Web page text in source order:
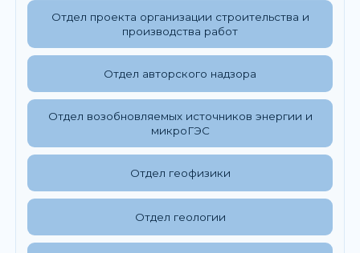
Отдел проекта организации строительства и
производства работ
Отдел авторского надзора
Отдел возобновляемых источников энергии и
микроГЭС
Отдел геофизики
Отдел геологии